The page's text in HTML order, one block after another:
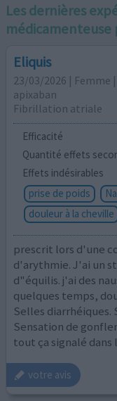
Les dernières
médicamenteuse
Eliquis
23/03/2026 | Femme
apixaban
Fibrillation atriale
Efficacité
Quantité effets
Effets indésirables
prise de poids
douleur à la cheville
prescrit lors d'une
d'arythmie. J'ai un
d"équilis. j'ai des
quelques temps,
Selles diarrhéiques.
Sensation de
tout ça signalé dans
votre avis